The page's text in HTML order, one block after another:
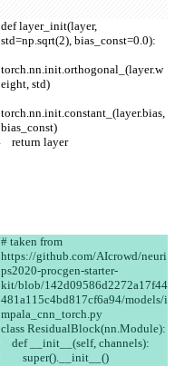
def layer_init(layer,
std=np.sqrt(2), bias_const=0.0):
torch.nn.init.orthogonal_(layer.w
eight, std)
torch.nn.init.constant_(layer.bias,
bias_const)
    return layer
# taken from
https://github.com/AIcrowd/neuri
ps2020-procgen-starter-
kit/blob/142d09586d2272a17f44
481a115c4bd817cf6a94/models/i
mpala_cnn_torch.py
class ResidualBlock(nn.Module):
    def __init__(self, channels):
        super().__init__()